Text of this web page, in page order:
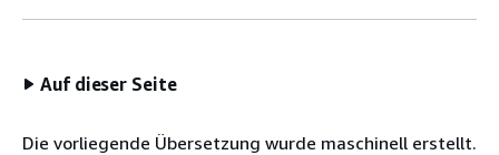
Auf dieser Seite
Die vorliegende Übersetzung wurde maschinell erstellt.